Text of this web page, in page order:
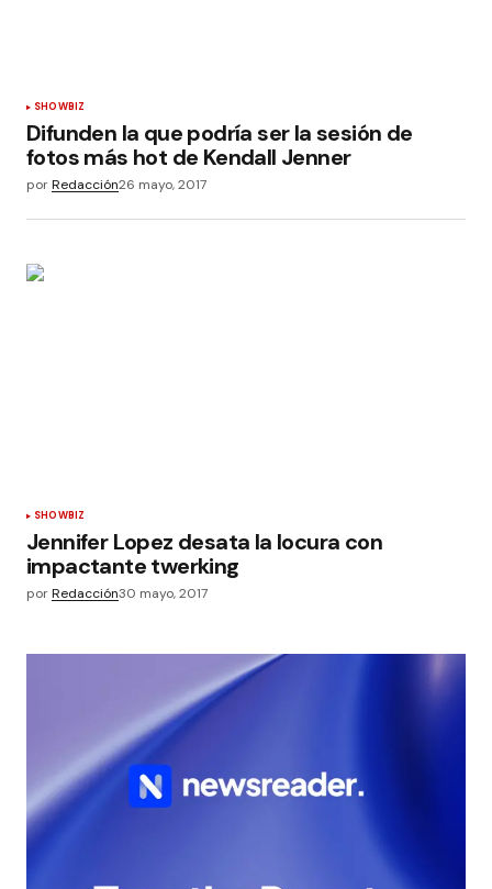
SHOWBIZ
Difunden la que podría ser la sesión de
fotos más hot de Kendall Jenner
porRedacción26 mayo, 2017
SHOWBIZ
Jennifer Lopez desata la locura con
impactante twerking
porRedacción30 mayo, 2017